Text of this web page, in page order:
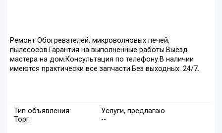
Ремонт Обогревателей, микроволновых печей,
пылесосов.Гарантия на выполненные работы.Выезд
мастера на дом.Консультация по телефону.В наличии
имеются практически все запчасти.Без выходных. 24/7.
Тип объявления:
Услуги, предлагаю
Торг:
--